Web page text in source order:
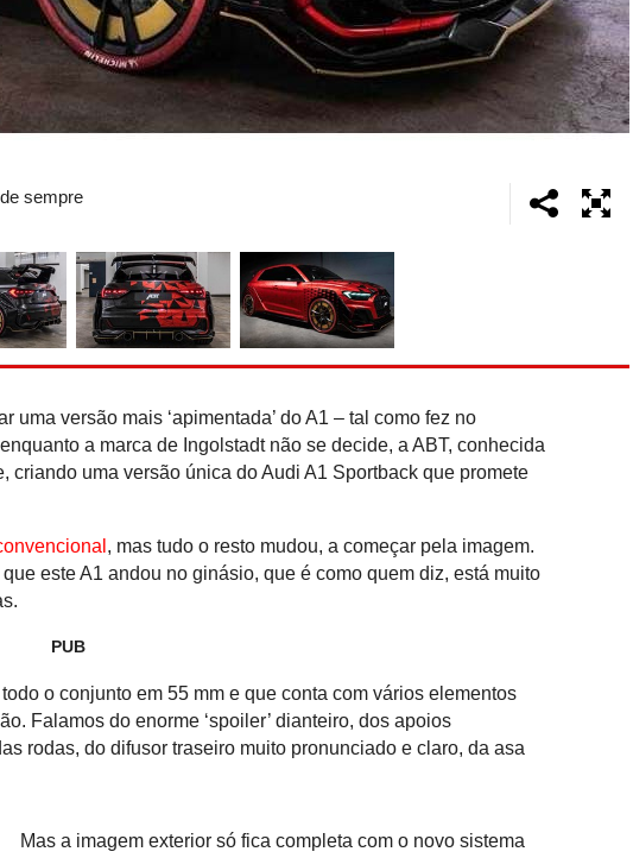
sempre
uma versão mais ‘apimentada’ do A1 – tal como fez no
a marca de Ingolstadt não se decide, a ABT, conhecida
criando uma versão única do Audi A1 Sportback que promete
, mas tudo o resto mudou, a começar pela imagem.
este A1 andou no ginásio, que é como quem diz, está muito
PUB
o conjunto em 55 mm e que conta com vários elementos
Falamos do enorme ‘spoiler’ dianteiro, dos apoios
rodas, do difusor traseiro muito pronunciado e claro, da asa
Mas a imagem exterior só fica completa com o novo sistema
Recorde do Guiness: Nissan Qashqai
reabastecer